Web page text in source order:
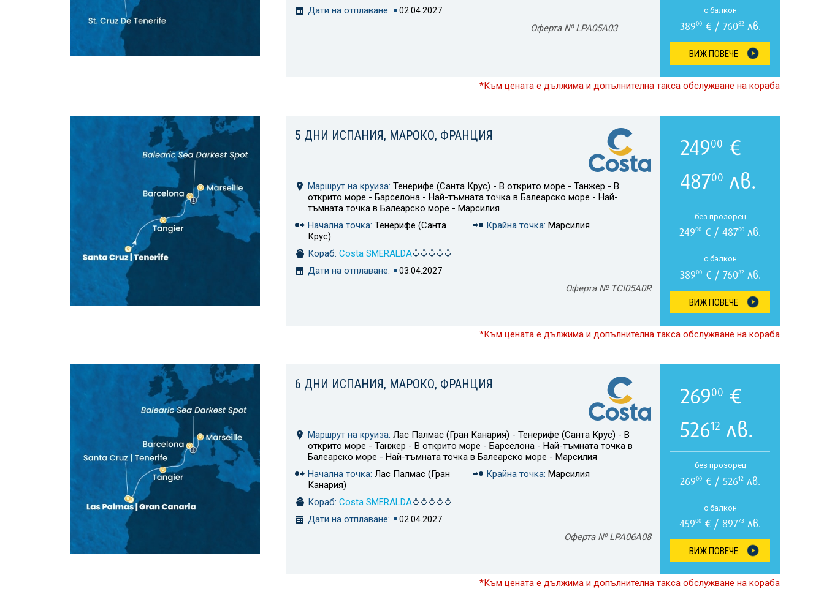
Дати на отплаване:
02.04.2027
Оферта № LPA05A03
с балкон
38900€ / 76082лв.
ВИЖ ПОВЕЧЕ
*Към цената е дължима и допълнителна такса обслужване на кораба
5 ДНИ ИСПАНИЯ, МАРОКО, ФРАНЦИЯ
Маршрут на круиза: Тенерифе (Санта Крус) - В открито море - Танжер - В
открито море - Барселона - Най-тъмната точка в Балеарско море - Най-
тъмната точка в Балеарско море - Марсилия
Начална точка: Тенерифе (Санта
Крус)
Крайна точка: Марсилия
Кораб: Costa SMERALDA
Дати на отплаване:
03.04.2027
Оферта № TCI05A0R
24900 €
48700 лв.
без прозорец
24900 € / 48700 лв.
с балкон
38900€ / 76082лв.
ВИЖ ПОВЕЧЕ
*Към цената е дължима и допълнителна такса обслужване на кораба
6 ДНИ ИСПАНИЯ, МАРОКО, ФРАНЦИЯ
Маршрут на круиза: Лас Палмас (Гран Канария) - Тенерифе (Санта Крус) - В
открито море - Танжер - В открито море - Барселона - Най-тъмната точка в
Балеарско море - Най-тъмната точка в Балеарско море - Марсилия
Начална точка: Лас Палмас (Гран
Канария)
Крайна точка: Марсилия
Кораб: Costa SMERALDA
Дати на отплаване:
02.04.2027
Оферта № LPA06A08
26900 €
52612 лв.
без прозорец
26900 € / 52612 лв.
с балкон
45900 € / 89773 лв.
ВИЖ ПОВЕЧЕ
*Към цената е дължима и допълнителна такса обслужване на кораба